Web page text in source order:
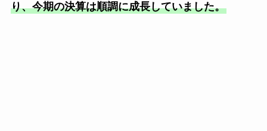
り、今期の決算は順調に成長していました。